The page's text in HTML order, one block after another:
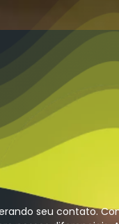
seu contato.